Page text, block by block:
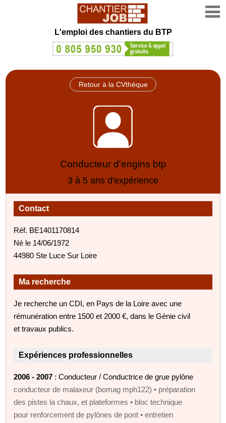
L'emploi des chantiers du BTP
Retour à la CVthèque
Conducteur d'engins btp
3 à 5 ans d'expérience
Contact
Réf. BE1401170814
Né le 14/06/1972
44980 Ste Luce Sur Loire
Ma recherche
Je recherche un CDI, en Pays de la Loire avec une
rémunération entre 1500 et 2000 €, dans le Génie civil
et travaux publics.
Expériences professionnelles
2006 - 2007 : Conducteur / Conductrice de grue pylône
conducteur de malaxeur (bomag mph122) • préparation
des pistes la chaux, et plateformes • bloc technique
pour renforcement de pylônes de pont • entretien